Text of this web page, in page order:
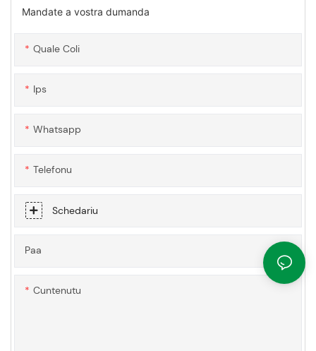
Mandate a vostra dumanda
Quale Coli
Ips
Whatsapp
Telefonu
Schedariu
Paa
Cuntenutu